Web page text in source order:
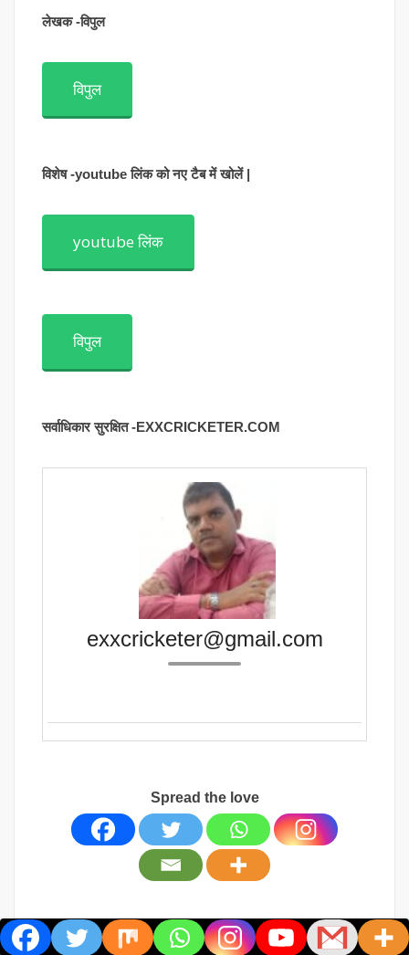
लेखक -विपुल
विपुल
विशेष -youtube लिंक को नए टैब में खोलें |
youtube लिंक
विपुल
सर्वाधिकार सुरक्षित -EXXCRICKETER.COM
exxcricketer@gmail.com
Spread the love